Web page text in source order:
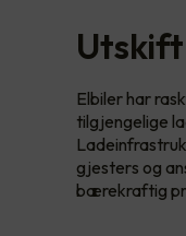
Elbiler har
tilgjengelige
gjesters og
bærekraftig